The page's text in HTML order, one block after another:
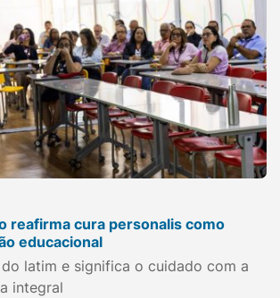
reafirma cura personalis como
educacional
latim e significa o cuidado com a
integral